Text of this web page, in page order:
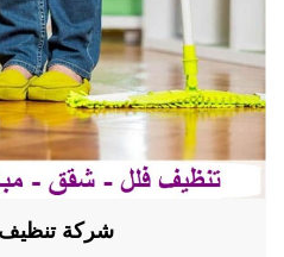
شركة تنظيف